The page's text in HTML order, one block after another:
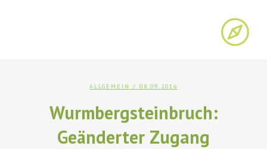
ALLGEMEIN / 08.09.2016
Wurmbergsteinbruch:
Geänderter Zugang